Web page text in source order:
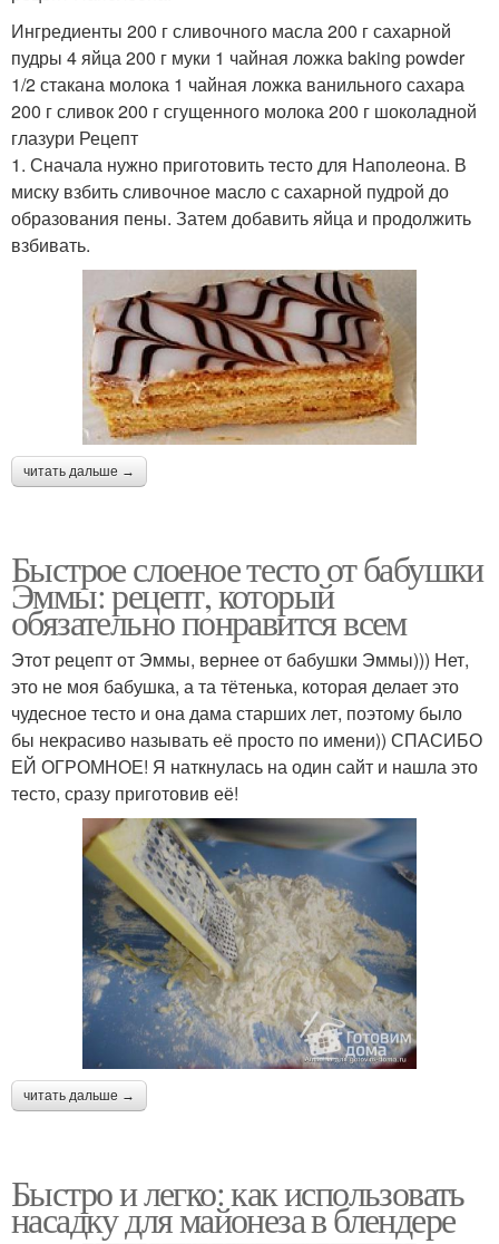
Ингредиенты 200 г сливочного масла 200 г сахарной
пудры 4 яйца 200 г муки 1 чайная ложка baking powder
1/2 стакана молока 1 чайная ложка ванильного сахара
200 г сливок 200 г сгущенного молока 200 г шоколадной
глазури Рецепт
1. Сначала нужно приготовить тесто для Наполеона. В
миску взбить сливочное масло с сахарной пудрой до
образования пены. Затем добавить яйца и продолжить
взбивать.
читать дальше →
Быстрое слоеное тесто от бабушки
Эммы: рецепт, который
обязательно понравится всем
Этот рецепт от Эммы, вернее от бабушки Эммы))) Нет,
это не моя бабушка, а та тётенька, которая делает это
чудесное тесто и она дама старших лет, поэтому было
бы некрасиво называть её просто по имени)) СПАСИБО
ЕЙ ОГРОМНОЕ! Я наткнулась на один сайт и нашла это
тесто, сразу приготовив её!
читать дальше →
Быстро и легко: как использовать
насадку для майонеза в блендере